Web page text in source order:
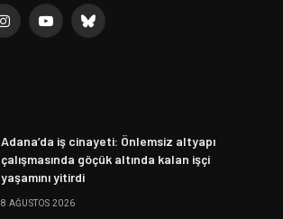
InstagramYouTubeBluesky
Adana’da iş cinayeti: Önlemsiz altyapı
çalışmasında göçük altında kalan işçi
yaşamını yitirdi
8 AĞUSTOS 2026